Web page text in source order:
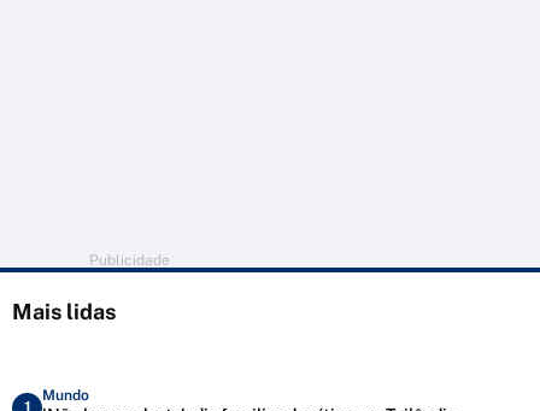
Publicidade
Mais lidas
Mundo